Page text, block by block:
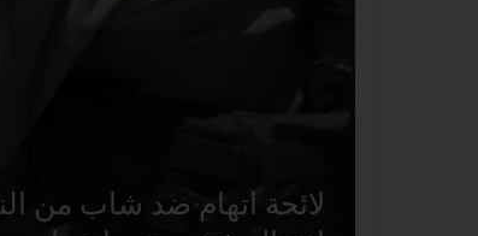
لائحة اتهام ضد شاب من